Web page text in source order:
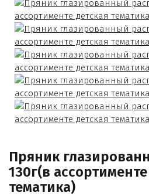
Пряник
130г(в
тематика)